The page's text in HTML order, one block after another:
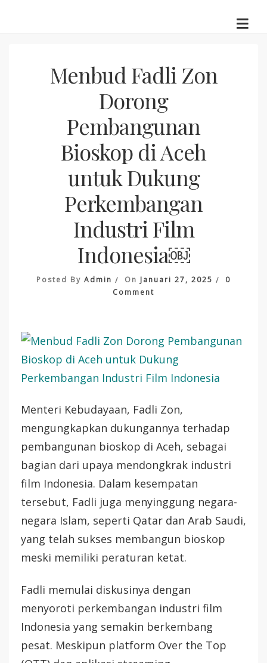
Menbud Fadli Zon
Dorong
Pembangunan
Bioskop di Aceh
untuk Dukung
Perkembangan
Industri Film
Indonesia￼
Posted By Admin On Januari 27, 2025
0
Comment
Dorong
Pembangunan
Bioskop
Di
Untuk
Dukung
Perkembangan
Industri
Indonesia
￼
Menteri Kebudayaan, Fadli Zon,
mengungkapkan dukungannya terhadap
pembangunan bioskop di Aceh, sebagai
bagian dari upaya mendongkrak industri
film Indonesia. Dalam kesempatan
tersebut, Fadli juga menyinggung negara-
negara Islam, seperti Qatar dan Arab Saudi,
yang telah sukses membangun bioskop
meski memiliki peraturan ketat.
Fadli memulai diskusinya dengan
menyoroti perkembangan industri film
Indonesia yang semakin berkembang
pesat. Meskipun platform Over the Top